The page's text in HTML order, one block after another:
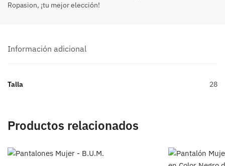
Ropasion, ¡tu mejor elección!
Información adicional
Talla 28
Productos relacionados